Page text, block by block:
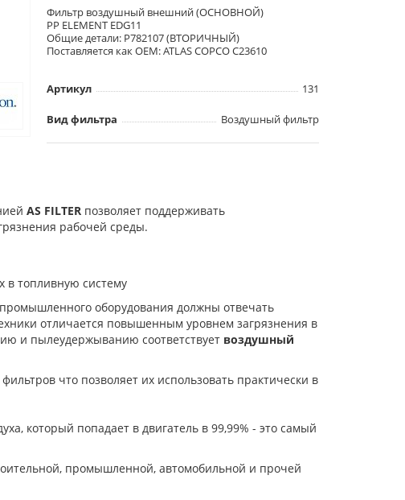
Фильтр воздушный внешний (ОСНОВНОЙ)
PP ELEMENT EDG11
Общие детали: P782107 (ВТОРИЧНЫЙ)
Поставляется как OEM: ATLAS COPCO C23610
Артикул 131
Вид фильтра Воздушный фильтр
AS FILTERпозволяет поддерживать
рабочей среды.
в топливную систему
оборудования должны отвечать
отличается повышенным уровнем загрязнения в
и пылеудержыванию соответствует воздушный
что позволяет их использовать практически в
который попадает в двигатель в 99,99% - это самый
промышленной, автомобильной и прочей